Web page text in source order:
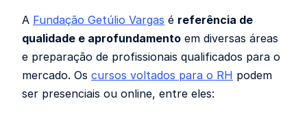
A Fundação Getúlio Vargas é referência de
qualidade e aprofundamento em diversas áreas
e preparação de profissionais qualificados para o
mercado. Os cursos voltados para o RH podem
ser presenciais ou online, entre eles: